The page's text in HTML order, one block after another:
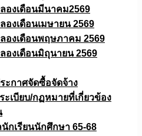
องเดือนมีนาคม2569
องเดือนเมษายน 2569
องเดือนพฤษภาคม 2569
องเดือนมิถุนายน 2569
ะกาศจัดซื้อจัดจ้าง
ะเบียบ/กฏหมายที่เกี่ยวข้อง
กเรียนนักศึกษา 65-68